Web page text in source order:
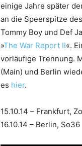
einige Jahre später
an die Speerspitze
Tommy Boy und Def
»The War Report II«.
vorläufige Trennung.
(Main) und Berlin
es hier.
15.10.14 – Frankfurt,
16.10.14 – Berlin, So36